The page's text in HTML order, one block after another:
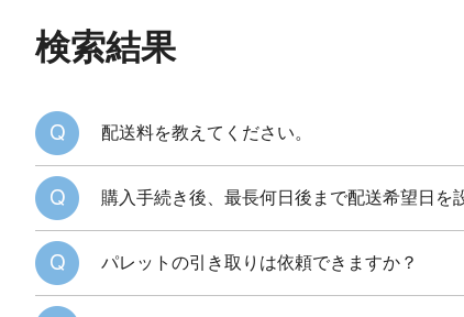
検索結果
配送料を教えてください。
購入手続き後、最長何日後まで配送希望日を
パレットの引き取りは依頼できますか？